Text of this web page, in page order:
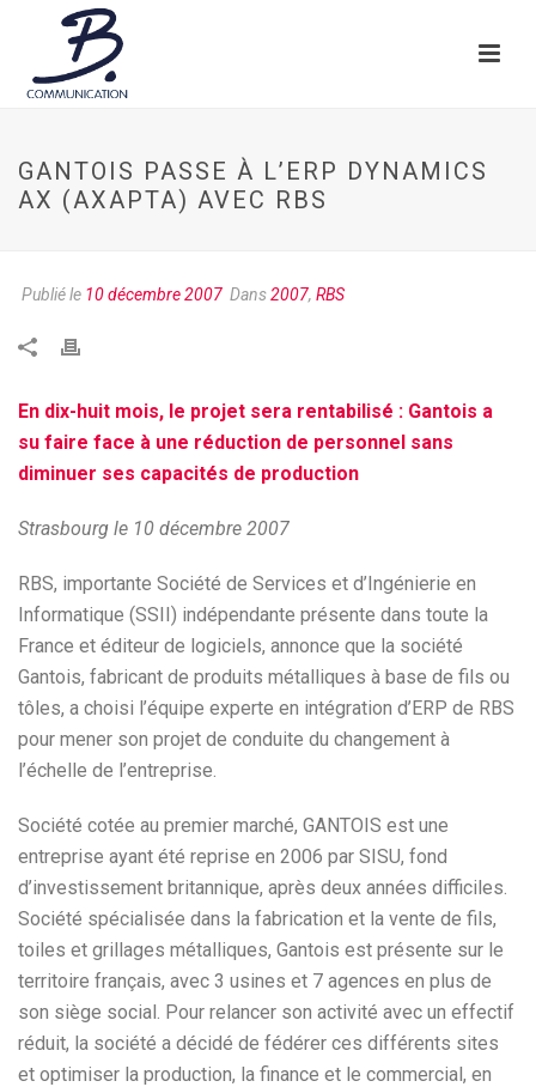
GANTOIS PASSE À L’ERP DYNAMICS
AX (AXAPTA) AVEC RBS
Publié le 10 décembre 2007 Dans2007, RBS
En dix-huit mois, le projet sera rentabilisé : Gantois a
su faire face à une réduction de personnel sans
diminuer ses capacités de production
Strasbourg le 10 décembre 2007
RBS, importante Société de Services et d’Ingénierie en
Informatique (SSII) indépendante présente dans toute la
France et éditeur de logiciels, annonce que la société
Gantois, fabricant de produits métalliques à base de fils ou
tôles, a choisi l’équipe experte en intégration d’ERP de RBS
pour mener son projet de conduite du changement à
l’échelle de l’entreprise.
Société cotée au premier marché, GANTOIS est une
entreprise ayant été reprise en 2006 par SISU, fond
d’investissement britannique, après deux années difficiles.
Société spécialisée dans la fabrication et la vente de fils,
toiles et grillages métalliques, Gantois est présente sur le
territoire français, avec 3 usines et 7 agences en plus de
son siège social. Pour relancer son activité avec un effectif
réduit, la société a décidé de fédérer ces différents sites
et optimiser la production, la finance et le commercial, en